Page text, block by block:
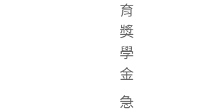
育
獎
學
金
急